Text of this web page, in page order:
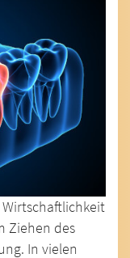
Ziehen des
In vielen